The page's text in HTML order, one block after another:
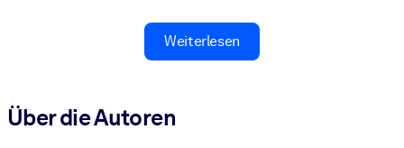
Weiterlesen
Über die Autoren